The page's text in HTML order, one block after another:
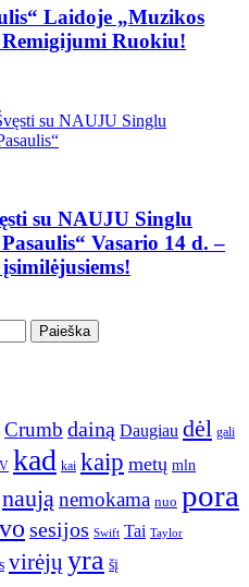
Laidoje „Muzikos
Ruokiu!
su NAUJU Singlu
Vasario 14 d. –
Crumb dainą Daugiau dėl gali
kad kai kaip metų mln
naują nemokama nuo pora
sesijos Swift Tai Taylor
virėjų yra šį